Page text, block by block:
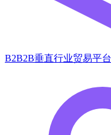
B2B2B垂直行业贸易平台